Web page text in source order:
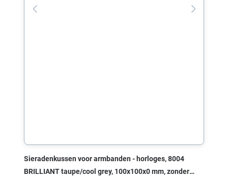
Sieradenkussen voor armbanden - horloges, 8004
BRILLIANT taupe/cool grey, 100x100x0 mm, zonder